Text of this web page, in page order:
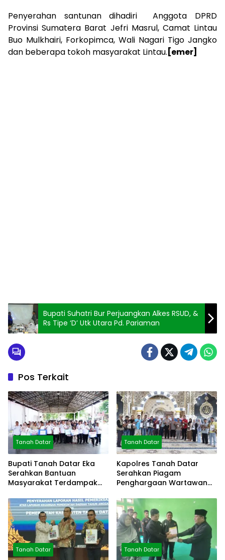
Penyerahan santunan dihadiri Anggota DPRD
Provinsi Sumatera Barat Jefri Masrul, Camat Lintau
Buo Mulkhairi, Forkopimca, Wali Nagari Tigo Jangko
dan beberapa tokoh masyarakat Lintau. [emer]
Bupati Suhatri Bur Perjuangkan Alkes RSUD, &
Rs Tipe ‘D’ Utk Utara Pd. Pariaman
Pos Terkait
Tanah Datar
Bupati Tanah Datar Eka
Serahkan Bantuan
Masyarakat Terdampak
Tanah Datar
Kapolres Tanah Datar
Serahkan Piagam
Penghargaan Wartawan
Tanah Datar Tanah Datar